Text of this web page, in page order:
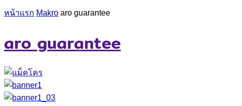
หน้าแรก Makro aro guarantee
aro guarantee